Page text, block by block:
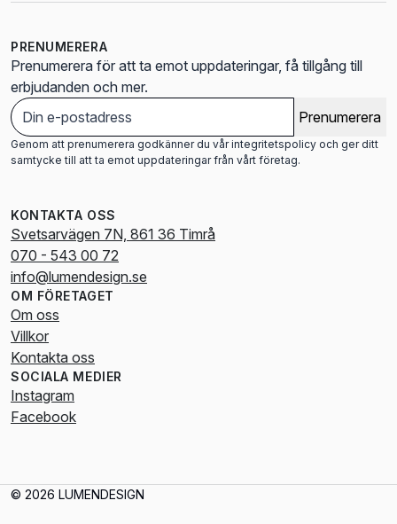
PRENUMERERA
Prenumerera för att ta emot uppdateringar, få tillgång till
erbjudanden och mer.
Prenumerera
Genom att prenumerera godkänner du vår integritetspolicy och ger ditt
samtycke till att ta emot uppdateringar från vårt företag.
KONTAKTA OSS
Svetsarvägen 7N, 861 36 Timrå
070 - 543 00 72
info@lumendesign.se
OM FÖRETAGET
Om oss
Villkor
Kontakta oss
SOCIALA MEDIER
Instagram
Facebook
© 2026 LUMENDESIGN